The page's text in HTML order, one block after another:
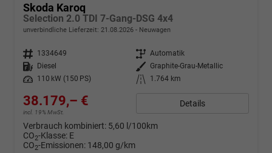
Skoda Karoq
Selection 2.0 TDI 7-Gang-DSG 4x4
unverbindliche Lieferzeit: 21.08.2026 Neuwagen
Fahrzeugnr. 1334649 Getriebe Automatik
Kraftstoff
Diesel Außenfarbe
Graphite-Grau-Metallic
Leistung
110 kW (150 PS) Kilometerstand 1.764 km
38.179,– €
incl. 19% MwSt.
Details
Verbrauch kombiniert: 5,60 l/100km
CO2-Klasse: E
CO2-Emissionen: 148,00 g/km